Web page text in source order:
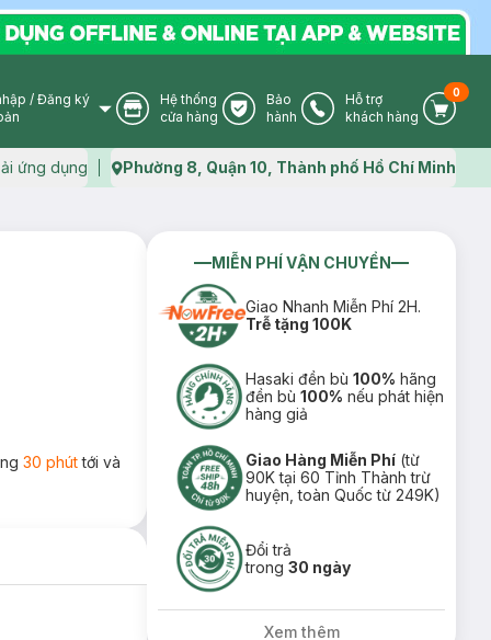
User Icon
/ Đăng ký
Store Icon
Hệ thống
cửa hàng
Warranty Icon
Bảo
hành
Phone Icon
Hỗ trợ
khách hàng
Cart
0
ứng dụng Map icon
Phường 8, Quận 10, Thành phố Hồ Chí Minh
30 phúttới và
MIỄN PHÍ VẬN CHUYỂN
Giao Nhanh Miễn Phí 2H.
Trễ tặng 100K
Hasaki đền bù100% hãng
đền bù100% nếu phát hiện
hàng giả
Giao Hàng Miễn Phí (từ
90K tại 60 Tỉnh Thành trừ
huyện, toàn Quốc từ 249K)
Đổi trả
trong30 ngày
Xem thêm